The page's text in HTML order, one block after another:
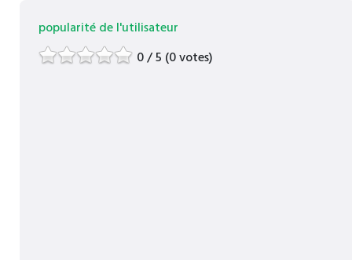
popularité de l'utilisateur
0 / 5 (0 votes)